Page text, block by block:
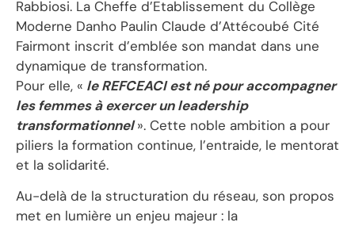
Rabbiosi. La Cheffe d’Etablissement du Collège
Moderne Danho Paulin Claude d’Attécoubé Cité
Fairmont inscrit d’emblée son mandat dans une
dynamique de transformation.
Pour elle, « le REFCEACI est né pour accompagner
les femmes à exercer un leadership
transformationnel». Cette noble ambition a pour
piliers la formation continue, l’entraide, le mentorat
et la solidarité.
Au-delà de la structuration du réseau, son propos
met en lumière un enjeu majeur : la